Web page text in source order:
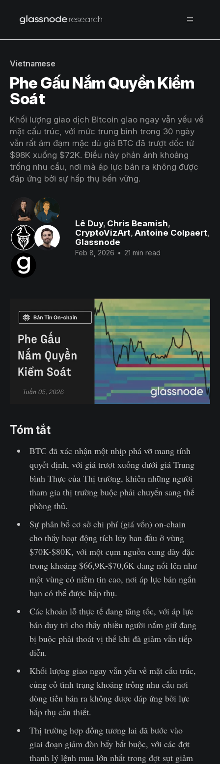
Vietnamese
Phe Gấu Nắm Quyền Kiểm
Soát
Khối lượng giao dịch Bitcoin giao ngay vẫn yếu về
mặt cấu trúc, với mức trung bình trong 30 ngày
vẫn rất ảm đạm mặc dù giá BTC đã trượt dốc từ
$98K xuống $72K. Điều này phản ánh khoảng
trống nhu cầu, nơi mà áp lực bán ra không được
đáp ứng bởi sự hấp thụ bền vững.
Lê Duy, Chris Beamish,
CryptoVizArt, Antoine Colpaert,
Glassnode
Feb 8, 2026 • 21 min read
Tóm tắt
BTC đã xác nhận một nhịp phá vỡ mang tính
quyết định, với giá trượt xuống dưới giá Trung
bình Thực của Thị trường, khiến những người
tham gia thị trường buộc phải chuyển sang thế
phòng thủ.
Sự phân bổ cơ sở chi phí (giá vốn) on-chain
cho thấy hoạt động tích lũy ban đầu ở vùng
$70K-$80K, với một cụm nguồn cung dày đặc
trong khoảng $66,9K-$70,6K đang nổi lên như
một vùng có niềm tin cao, nơi áp lực bán ngắn
hạn có thể được hấp thụ.
Các khoản lỗ thực tế đang tăng tốc, với áp lực
bán duy trì cho thấy nhiều người nắm giữ đang
bị buộc phải thoát vị thế khi đà giảm vẫn tiếp
diễn.
Khối lượng giao ngay vẫn yếu về mặt cấu trúc,
củng cố tình trạng khoảng trống nhu cầu nơi
dòng tiền bán ra không được đáp ứng bởi lực
hấp thụ cần thiết.
Thị trường hợp đồng tương lai đã bước vào
giai đoạn giảm đòn bẩy bắt buộc, với các đợt
thanh lý lệnh mua lớn nhất trong đợt sụt giảm